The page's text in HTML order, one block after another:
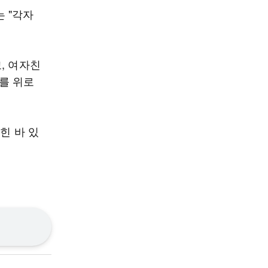
"각자
여자친
위로
바 있